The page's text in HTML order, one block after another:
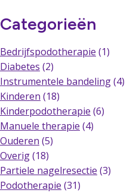
Categorieën
Bedrijfspodotherapie (1)
Diabetes (2)
Instrumentele bandeling(4)
Kinderen (18)
Kinderpodotherapie (6)
Manuele therapie (4)
Ouderen (5)
Overig(18)
Partiele nagelresectie (3)
Podotherapie (31)